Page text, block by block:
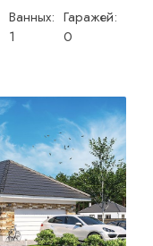
Ванных:
1
Гаражей:
0